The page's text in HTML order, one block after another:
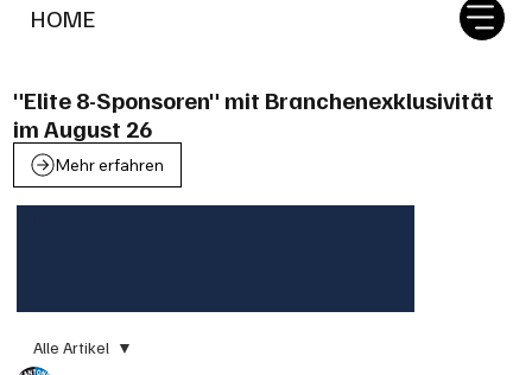
HOME
"Elite 8-Sponsoren" mit Branchenexklusivität
im August 26
Mehr erfahren
Alle Artikel